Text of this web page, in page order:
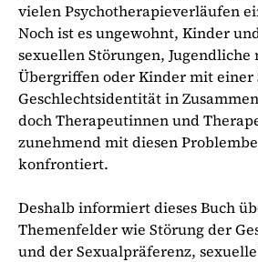
vielen Psychotherapieverläufen
Noch ist es ungewohnt, Kinder
sexuellen Störungen,
Übergriffen oder Kinder mit einer
Geschlechtsidentität in
doch Therapeutinnen und
zunehmend mit diesen
konfrontiert.
Deshalb informiert dieses Buch
Themenfelder wie Störung der
und der Sexualpräferenz,